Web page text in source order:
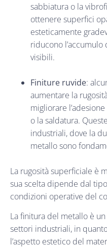
sabbiatura o la
ottenere superfici
esteticamente
riducono
visibili.
Finiture ruvide:
aumentare la
migliorare
o la saldatura.
industriali, dove la
metallo sono
La rugosità superficiale è
sua scelta dipende dal
condizioni operative del
La finitura del metallo è
settori industriali, in
l’aspetto estetico del